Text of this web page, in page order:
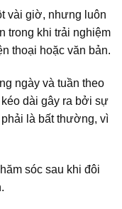
vài giờ, nhưng luôn
trong khi trải nghiệm
thoại hoặc văn bản.
ngày và tuần theo
dài gây ra bởi sự
là bất thường, vì
sóc sau khi đôi